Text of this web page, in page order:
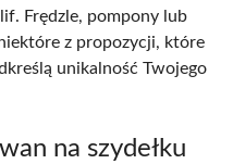
Frędzle, pompony lub
z propozycji, które
unikalność Twojego
na szydełku